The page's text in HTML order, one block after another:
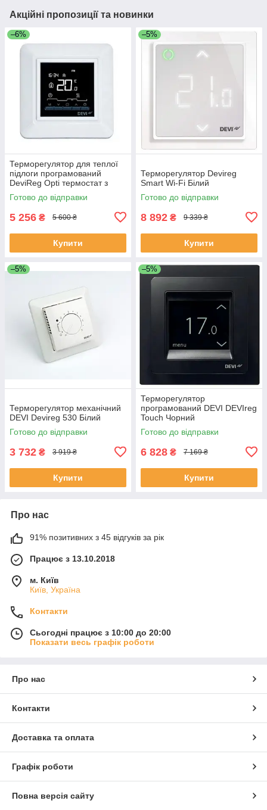
Акційні пропозиції та новинки
–6%
Терморегулятор для теплої
підлоги програмований
DeviReg Opti термостат з
виносним датчиком для дому
Готово до відправки
5 256 ₴ 5 600 ₴
Купити
–5%
Терморегулятор Devireg
Smart Wi-Fi Білий
Готово до відправки
8 892 ₴ 9 339 ₴
Купити
–5%
Терморегулятор механічний
DEVI Devireg 530 Білий
Готово до відправки
3 732 ₴ 3 919 ₴
Купити
–5%
Терморегулятор
програмований DEVI DEVIreg
Touch Чорний
Готово до відправки
6 828 ₴ 7 169 ₴
Купити
Про нас
91% позитивних з 45 відгуків за рік
Працює з 13.10.2018
м. Київ
Київ, Україна
Контакти
Сьогодні працює з 10:00 до 20:00
Показати весь графік роботи
Про нас
Контакти
Доставка та оплата
Графік роботи
Повна версія сайту